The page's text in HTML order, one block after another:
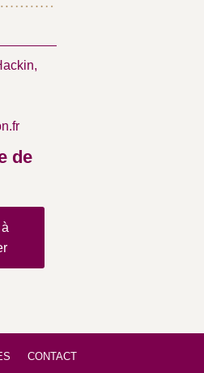
de
CONTACT